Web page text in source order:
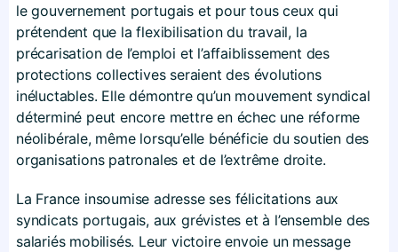
le gouvernement portugais et pour tous ceux qui
prétendent que la flexibilisation du travail, la
précarisation de l’emploi et l’affaiblissement des
protections collectives seraient des évolutions
inéluctables. Elle démontre qu’un mouvement syndical
déterminé peut encore mettre en échec une réforme
néolibérale, même lorsqu’elle bénéficie du soutien des
organisations patronales et de l’extrême droite.
La France insoumise adresse ses félicitations aux
syndicats portugais, aux grévistes et à l’ensemble des
salariés mobilisés. Leur victoire envoie un message